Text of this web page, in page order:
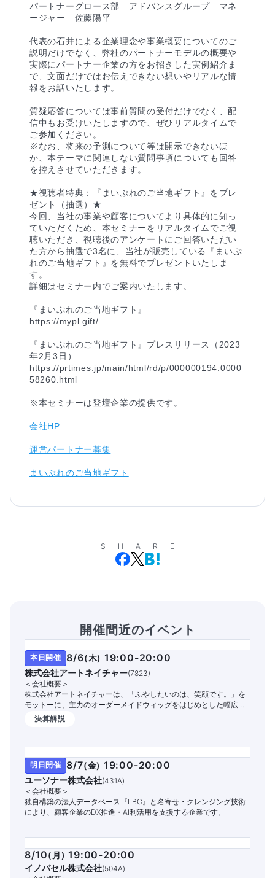
パートナーグロース部　アドバンスグループ　マネ
ージャー　佐藤陽平
代表の石井による企業理念や事業概要についてのご
説明だけでなく、弊社のパートナーモデルの概要や
実際にパートナー企業の方をお招きした実例紹介ま
で、文面だけではお伝えできない想いやリアルな情
報をお話いたします。
質疑応答については事前質問の受付だけでなく、配
信中もお受けいたしますので、ぜひリアルタイムで
ご参加ください。
※なお、将来の予測について等は開示できないほ
か、本テーマに関連しない質問事項についても回答
を控えさせていただきます。
★視聴者特典：『まいぷれのご当地ギフト』をプレ
ゼント（抽選）★
今回、当社の事業や顧客についてより具体的に知っ
ていただくため、本セミナーをリアルタイムでご視
聴いただき、視聴後のアンケートにご回答いただい
た方から抽選で3名に、当社が販売している『まいぷ
れのご当地ギフト』を無料でプレゼントいたしま
す。
詳細はセミナー内でご案内いたします。
『まいぷれのご当地ギフト』
https://mypl.gift/
『まいぷれのご当地ギフト』プレスリリース（2023
年2月3日）
https://prtimes.jp/main/html/rd/p/000000194.0000
58260.html
会社HP
運営パートナー募集
まいぷれのご当地ギフト
SHARE
開催間近のイベント
本日開催 8/6(木) 19:00-20:00
株式会社アートネイチャー(7823)
＜会社概要＞
株式会社アートネイチャーは、「ふやしたいのは、笑顔です。」を
モットーに、主力のオーダーメイドウィッグをはじめとした幅広い
商品・サービスを提供する国内シェアNo.1の総合毛髪企業です。
決算解説
明日開催 8/7(金) 19:00-20:00
ユーソナー株式会社(431A)
＜会社概要＞
独自構築の法人データベース『LBC』と名寄せ・クレンジング技術
により、顧客企業のDX推進・AI利活用を支援する企業です。
8/10( 月) 19:00-20:00
イノバセル株式会社(504A)